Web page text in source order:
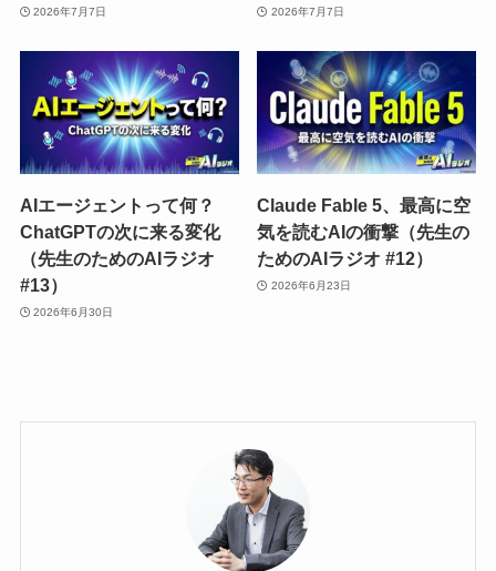
2026年7月7日 2026年7月7日
AIエージェントって何？
ChatGPTの次に来る変化
（先生のためのAIラジオ
#13）
2026年6月30日
Claude Fable 5、最高に空
気を読むAIの衝撃（先生の
ためのAIラジオ #12）
2026年6月23日